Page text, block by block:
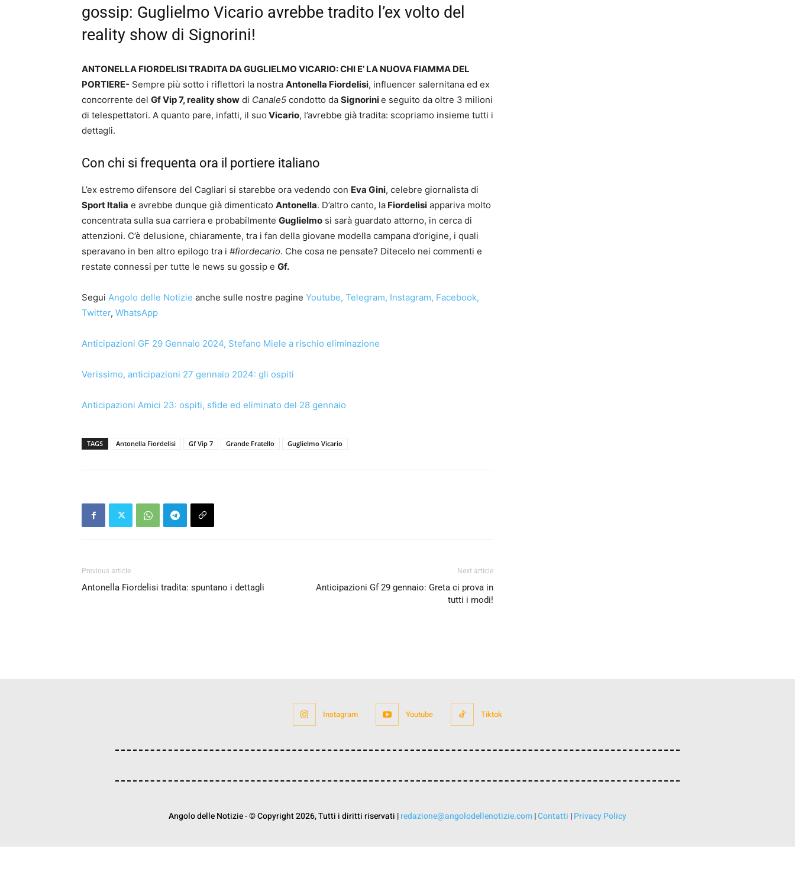
gossip: Guglielmo Vicario avrebbe tradito l’ex volto del
reality show di Signorini!
ANTONELLA FIORDELISI TRADITA DA GUGLIELMO VICARIO: CHI E’ LA NUOVA FIAMMA DEL
PORTIERE- Sempre più sotto i riflettori la nostra Antonella Fiordelisi, influencer salernitana ed ex
concorrente del Gf Vip 7, reality show di Canale5 condotto da Signorinie seguito da oltre 3 milioni
di telespettatori. A quanto pare, infatti, il suo Vicario, l’avrebbe già tradita: scopriamo insieme tutti i
dettagli.
Con chi si frequenta ora il portiere italiano
L’ex estremo difensore del Cagliari si starebbe ora vedendo con Eva Gini, celebre giornalista di
Sport Italia e avrebbe dunque già dimenticato Antonella. D’altro canto, la Fiordelisi appariva molto
concentrata sulla sua carriera e probabilmente Guglielmo si sarà guardato attorno, in cerca di
attenzioni. C’è delusione, chiaramente, tra i fan della giovane modella campana d’origine, i quali
speravano in ben altro epilogo tra i #fiordecario. Che cosa ne pensate? Ditecelo nei commenti e
restate connessi per tutte le news su gossip e Gf.
Segui Angolo delle Notizie anche sulle nostre pagine Youtube, Telegram, Instagram, Facebook,
Twitter, WhatsApp
Anticipazioni GF 29 Gennaio 2024, Stefano Miele a rischio eliminazione
Verissimo, anticipazioni 27 gennaio 2024: gli ospiti
Anticipazioni Amici 23: ospiti, sfide ed eliminato del 28 gennaio
TAGS Antonella Fiordelisi Gf Vip 7 Grande Fratello Guglielmo Vicario
Previous article
Antonella Fiordelisi tradita: spuntano i dettagli
Next article
Anticipazioni Gf 29 gennaio: Greta ci prova in
tutti i modi!
Instagram Youtube Tiktok
Angolo delle Notizie - © Copyright 2026, Tutti i diritti riservati |redazione@angolodellenotizie.com|Contatti |Privacy Policy